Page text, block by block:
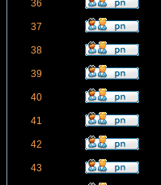
36
37
38
39
40
41
42
43